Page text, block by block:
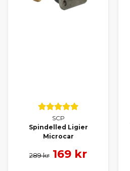
SCP
Spindelled Ligier
Microcar
289 kr 169 kr